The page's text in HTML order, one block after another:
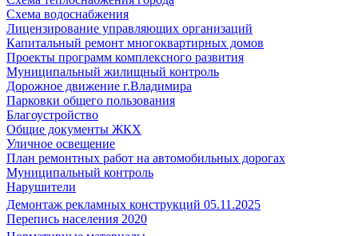
Схема водоснабжения
Лицензирование управляющих организаций
Капитальный ремонт многоквартирных домов
Проекты программ комплексного развития
Муниципальный жилищный контроль
Дорожное движение г.Владимира
Парковки общего пользования
Благоустройство
Общие документы ЖКХ
Уличное освещение
План ремонтных работ на автомобильных дорогах
Муниципальный контроль
Нарушители
Демонтаж рекламных конструкций 05.11.2025
Перепись населения 2020